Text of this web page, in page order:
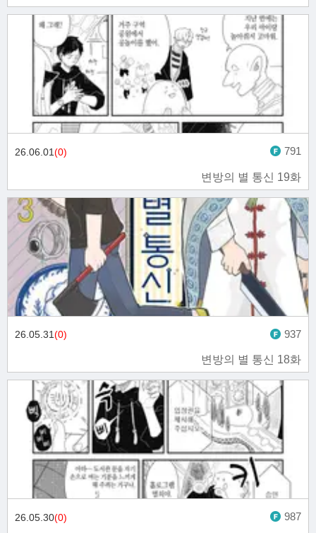
변방의 별 통신 19화
26.06.01(0) 791
변방의 별 통신 18화
26.05.31(0) 937
26.05.30(0) 987